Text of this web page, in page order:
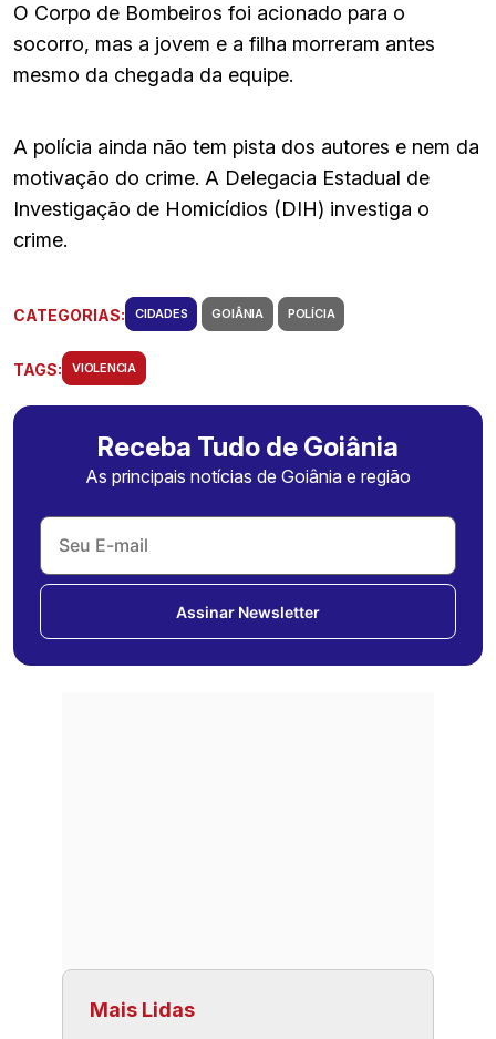
O Corpo de Bombeiros foi acionado para o
socorro, mas a jovem e a filha morreram antes
mesmo da chegada da equipe.
A polícia ainda não tem pista dos autores e nem da
motivação do crime. A Delegacia Estadual de
Investigação de Homicídios (DIH) investiga o
crime.
CATEGORIAS: CIDADES GOIÂNIA POLÍCIA
TAGS: VIOLENCIA
Receba Tudo de Goiânia
As principais notícias de Goiânia e região
Assinar Newsletter
Mais Lidas